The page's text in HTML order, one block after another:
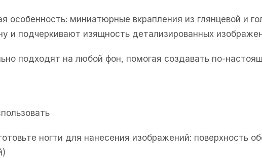
особенность: миниатюрные вкрапления из глянцевой и
и подчеркивают изящность детализированных
подходят на любой фон, помогая создавать по-
ногти для нанесения изображений: поверхность